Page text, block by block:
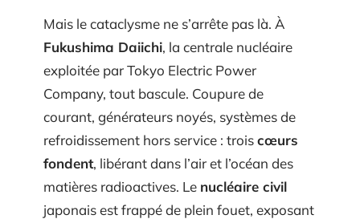
Mais le cataclysme ne s’arrête pas là. À
Fukushima Daiichi, la centrale nucléaire
exploitée par Tokyo Electric Power
Company, tout bascule. Coupure de
courant, générateurs noyés, systèmes de
refroidissement hors service : troiscœurs
fondent, libérant dans l’air et l’océan des
matières radioactives. Le nucléaire civil
japonais est frappé de plein fouet, exposant